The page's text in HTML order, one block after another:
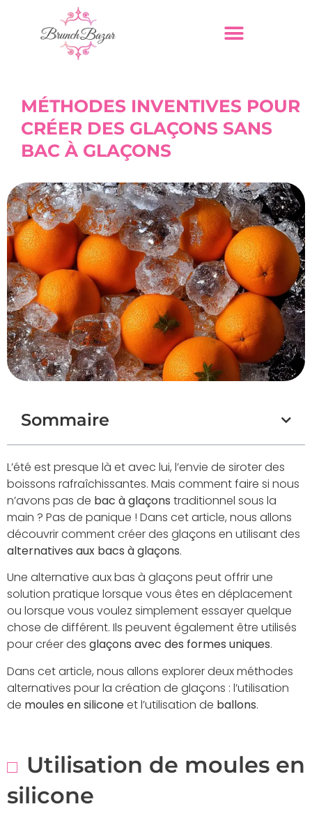
MÉTHODES INVENTIVES POUR
CRÉER DES GLAÇONS SANS
BAC À GLAÇONS
Sommaire
L’été est presque là et avec lui, l’envie de siroter des
boissons rafraîchissantes. Mais comment faire si nous
n’avons pas de bac à glaçons traditionnel sous la
main ? Pas de panique ! Dans cet article, nous allons
découvrir comment créer des glaçons en utilisant des
alternatives aux bacs à glaçons.
Une alternative aux bas à glaçons peut offrir une
solution pratique lorsque vous êtes en déplacement
ou lorsque vous voulez simplement essayer quelque
chose de différent. Ils peuvent également être utilisés
pour créer des glaçons avec des formes uniques.
Dans cet article, nous allons explorer deux méthodes
alternatives pour la création de glaçons : l’utilisation
de moules en siliconeet l’utilisation de ballons.
Utilisation de moules en
silicone